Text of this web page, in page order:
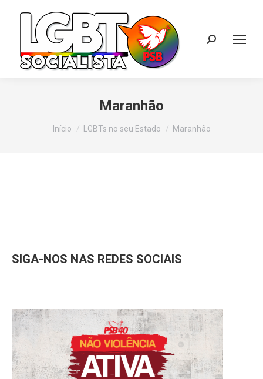
Search:
Maranhão
Você está aqui:
Início LGBTs no seu Estado Maranhão
SIGA-NOS NAS REDES SOCIAIS